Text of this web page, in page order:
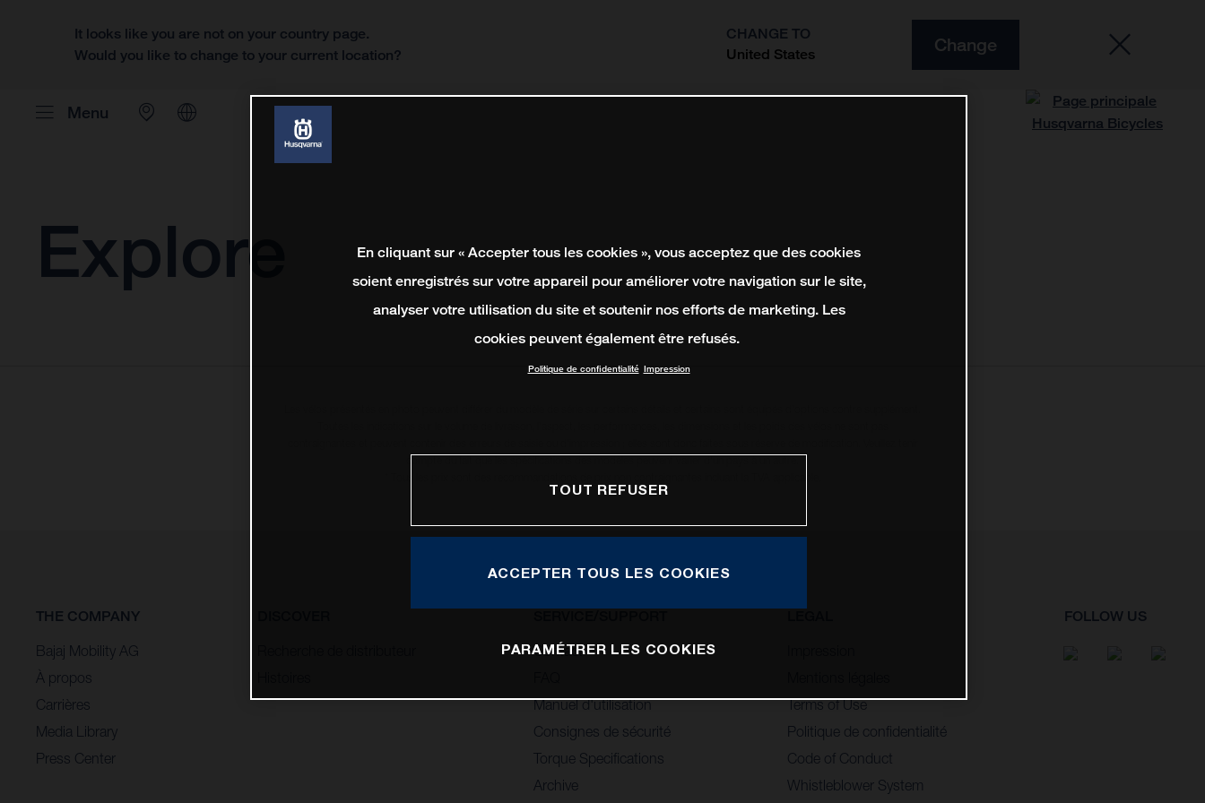
It looks like you are not on your country page.
Would you like to change to your current location?
CHANGE TO
United States
Change
Menu
Explore
THE COMPANY
Bajaj Mobility AG
À propos
Carrières
Media Library
Press Center
Contact
Manuel d'utilisation
Consignes de sécurité
Torque Specifications
Archive
Terms of Use
Politique de confidentialité
Code of Conduct
Whistleblower System
FOLLOW US
En cliquant sur « Accepter tous les cookies », vous acceptez que des cookies
soient enregistrés sur votre appareil pour améliorer votre navigation sur le site,
analyser votre utilisation du site et soutenir nos efforts de marketing. Les
cookies peuvent également être refusés.
Politique de confidentialité Impression
TOUT REFUSER
ACCEPTER TOUS LES COOKIES
PARAMÉTRER LES COOKIES